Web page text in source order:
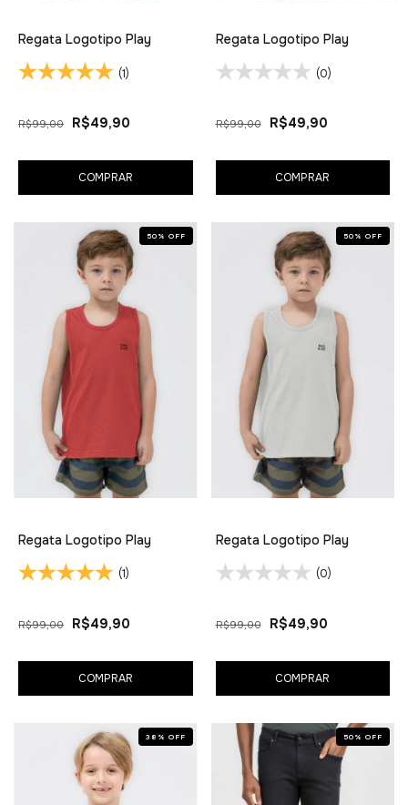
Regata Logotipo Play
(1)
R$99,00 R$49,90
COMPRAR
Regata Logotipo Play
(0)
R$99,00 R$49,90
COMPRAR
50 % OFF
Regata Logotipo Play
(1)
R$99,00 R$49,90
COMPRAR
50 % OFF
Regata Logotipo Play
(0)
R$99,00 R$49,90
COMPRAR
38 % OFF 50 % OFF